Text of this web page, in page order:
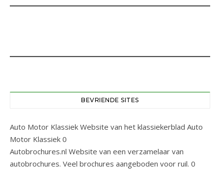
BEVRIENDE SITES
Auto Motor Klassiek Website van het klassiekerblad Auto
Motor Klassiek 0
Autobrochures.nl Website van een verzamelaar van
autobrochures. Veel brochures aangeboden voor ruil. 0